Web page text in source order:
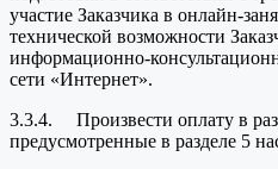
участие Заказчика в онлайн-
технической возможности
информационно-
сети «Интернет».
3.3.4. Произвести оплату в
предусмотренные в разделе 5